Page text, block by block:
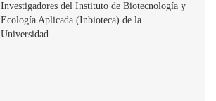
Investigadores del Instituto de Biotecnología y
Ecología Aplicada (Inbioteca) de la
Universidad...